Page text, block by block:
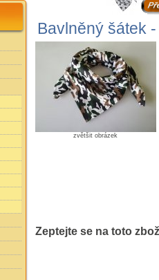
Bavlněný šátek
zvětšit obrázek
Zeptejte se na toto